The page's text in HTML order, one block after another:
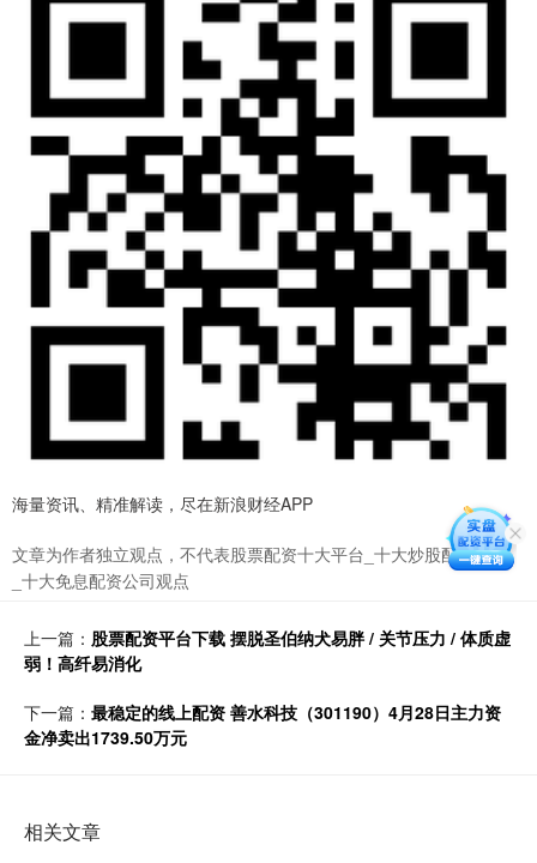
海量资讯、精准解读，尽在新浪财经APP
文章为作者独立观点，不代表股票配资十大平台_十大炒股配资代理
_十大免息配资公司观点
上一篇： 股票配资平台下载 摆脱圣伯纳犬易胖 / 关节压力 / 体质虚
弱！高纤易消化
下一篇： 最稳定的线上配资 善水科技（301190）4月28日主力资
金净卖出1739.50万元
相关文章